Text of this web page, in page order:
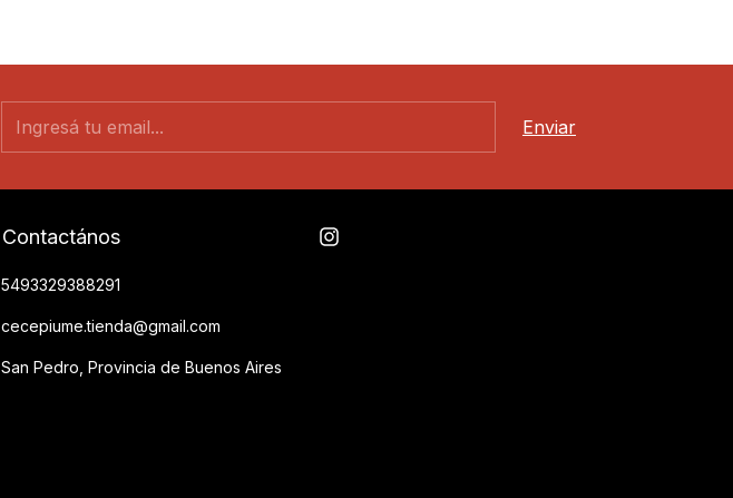
Contactános
5493329388291
cecepiume.tienda@gmail.com
San Pedro, Provincia de Buenos Aires